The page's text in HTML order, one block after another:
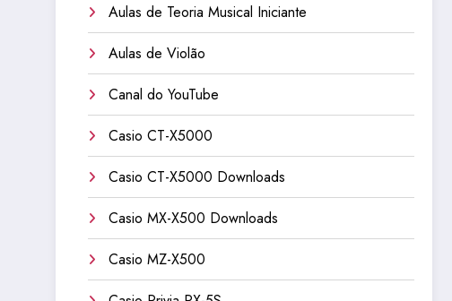
Aulas de Teoria Musical Iniciante
Aulas de Violão
Canal do YouTube
Casio CT-X5000
Casio CT-X5000 Downloads
Casio MX-X500 Downloads
Casio MZ-X500